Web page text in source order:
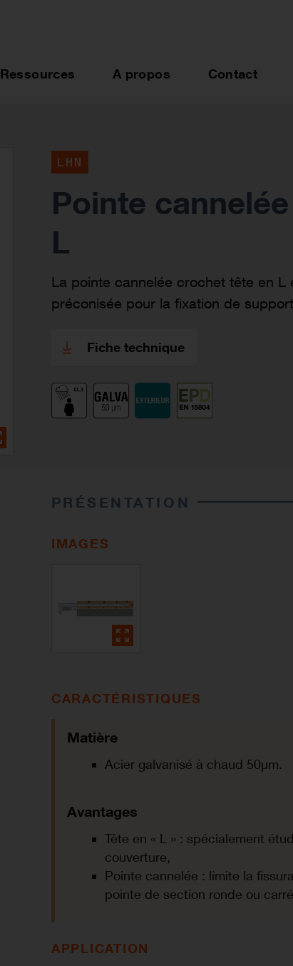
Ressources A propos Contact
LHN
Pointe
L
La pointe cannelée crochet tête en
préconisée pour la fixation de
Fiche technique
PRÉSENTATION
IMAGES
CARACTÉRISTIQUES
Matière
Acier galvanisé à chaud 50µm.
Avantages
Tête en « L » : spécialement
couverture,
Pointe cannelée : limite la
pointe de section ronde ou
APPLICATION